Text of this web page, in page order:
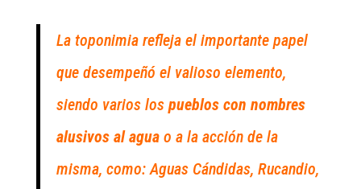
La toponimia refleja el importante papel
que desempeñó el valioso elemento,
siendo varios los pueblos con nombres
alusivos al agua o a la acción de la
misma, como: Aguas Cándidas, Rucandio,